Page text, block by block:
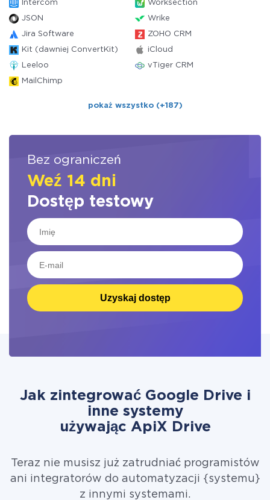
Intercom Worksection
JSON Wrike
Jira Software ZOHO CRM
Kit (dawniej ConvertKit) iCloud
Leeloo vTiger CRM
MailChimp
pokaż wszystko (+187)
Bez ograniczeń
Weź 14 dni
Dostęp testowy
Uzyskaj dostęp
Jak zintegrować Google Drive i
inne systemy
używając ApiX Drive
Teraz nie musisz już zatrudniać programistów
ani integratorów do automatyzacji {systemu}
z innymi systemami.